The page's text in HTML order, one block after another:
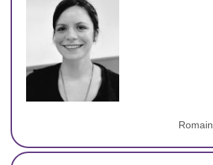
Romain